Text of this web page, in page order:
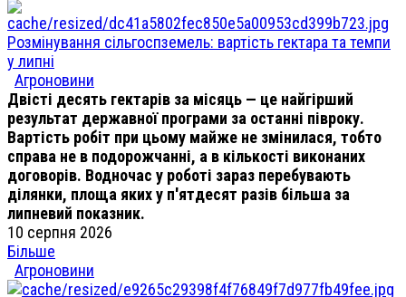
Розмінування сільгоспземель: вартість гектара та темпи
у липні
Агроновини
Двісті десять гектарів за місяць — це найгірший
результат державної програми за останні півроку.
Вартість робіт при цьому майже не змінилася, тобто
справа не в подорожчанні, а в кількості виконаних
договорів. Водночас у роботі зараз перебувають
ділянки, площа яких у п'ятдесят разів більша за
липневий показник.
10 серпня 2026
Більше
Агроновини